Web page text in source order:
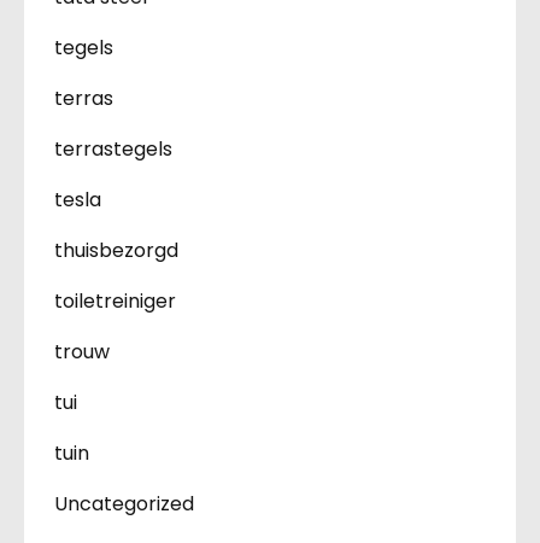
tegels
terras
terrastegels
tesla
thuisbezorgd
toiletreiniger
trouw
tui
tuin
Uncategorized